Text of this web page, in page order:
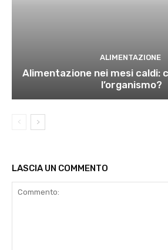
ALIMENTAZIONE
Alimentazione nei mesi caldi:
l’organismo?
LASCIA UN COMMENTO